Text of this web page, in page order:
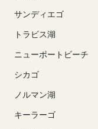
サンディエゴ
トラビス湖
ニューポートビーチ
シカゴ
ノルマン湖
キーラーゴ